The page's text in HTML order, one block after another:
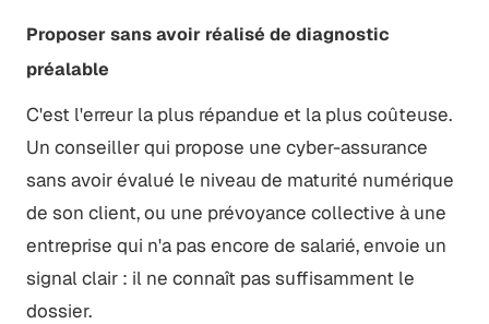
Proposer sans avoir réalisé de diagnostic
préalable
C'est l'erreur la plus répandue et la plus coûteuse.
Un conseiller qui propose une cyber-assurance
sans avoir évalué le niveau de maturité numérique
de son client, ou une prévoyance collective à une
entreprise qui n'a pas encore de salarié, envoie un
signal clair : il ne connaît pas suffisamment le
dossier.